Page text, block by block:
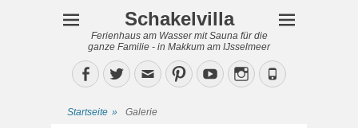
Schakelvilla
Ferienhaus am Wasser mit Sauna für die
ganze Familie - in Makkum am IJsselmeer
Facebook
TwitterEmailPinterestYouTubeInstagram
Phone
Startseite » Galerie